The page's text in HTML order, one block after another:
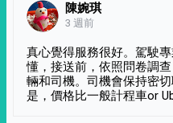
陳婉琪
3 週前
真心覺得服務很好。駕駛
懂，接送前，依照問卷調
輛和司機。司機會保持密
是，價格比一般計程車or